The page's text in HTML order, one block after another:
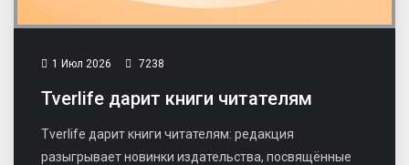
1 Июл 2026 7238
​Tverlife дарит книги читателям
Tverlife дарит книги читателям: редакция
разыгрывает новинки издательства, посвящённые